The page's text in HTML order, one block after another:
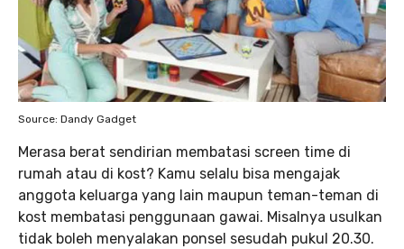
Source: Dandy Gadget
Merasa berat sendirian membatasi screen time di
rumah atau di kost? Kamu selalu bisa mengajak
anggota keluarga yang lain maupun teman-teman di
kost membatasi penggunaan gawai. Misalnya usulkan
tidak boleh menyalakan ponsel sesudah pukul 20.30.